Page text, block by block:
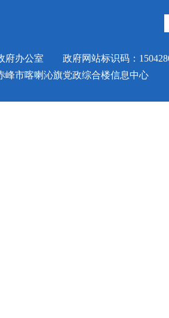
府办公室 政府网站标识码：
峰市喀喇沁旗党政综合楼信息中心